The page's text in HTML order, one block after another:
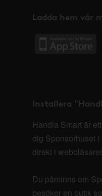
Ladda hem vår
Installera
Handla Smart är
dig Sponsorhuset
direkt i
Du påminns om
besöker en butik